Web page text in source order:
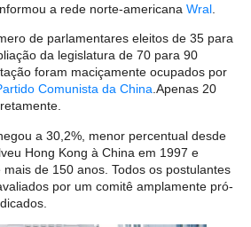
a rede norte-americana Wral
de parlamentares eleitos de 35 para
da legislatura de 70 para 90
foram maciçamente ocupados por
Comunista da China.Apenas 20
a 30,2%, menor percentual desde
Hong Kong à China em 1997 e
de 150 anos. Todos os postulantes
por um comitê amplamente pró-